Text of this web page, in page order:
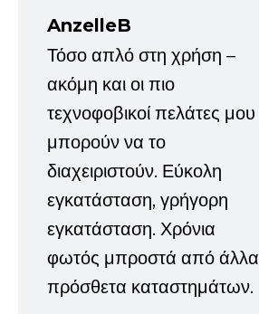
AnzelleB
Τόσο απλό στη χρήση –
ακόμη και οι πιο
τεχνοφοβικοί πελάτες μου
μπορούν να το
διαχειριστούν. Εύκολη
εγκατάσταση, γρήγορη
εγκατάσταση. Χρόνια
φωτός μπροστά από άλλα
πρόσθετα καταστημάτων.